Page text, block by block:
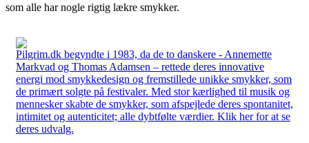
som alle har nogle rigtig lækre smykker.
Pilgrim.dk begyndte i 1983, da de to danskere - Annemette
Markvad og Thomas Adamsen – rettede deres innovative
energi mod smykkedesign og fremstillede unikke smykker, som
de primært solgte på festivaler. Med stor kærlighed til musik og
mennesker skabte de smykker, som afspejlede deres spontanitet,
intimitet og autenticitet; alle dybtfølte værdier. Klik her for at se
deres udvalg.